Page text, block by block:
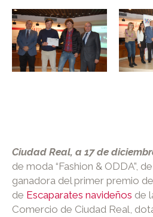
Ciudad Real, a 17 de
de moda “Fashion & ODDA”,
ganadora del primer premio
de Escaparates navideños de
Comercio de Ciudad Real,